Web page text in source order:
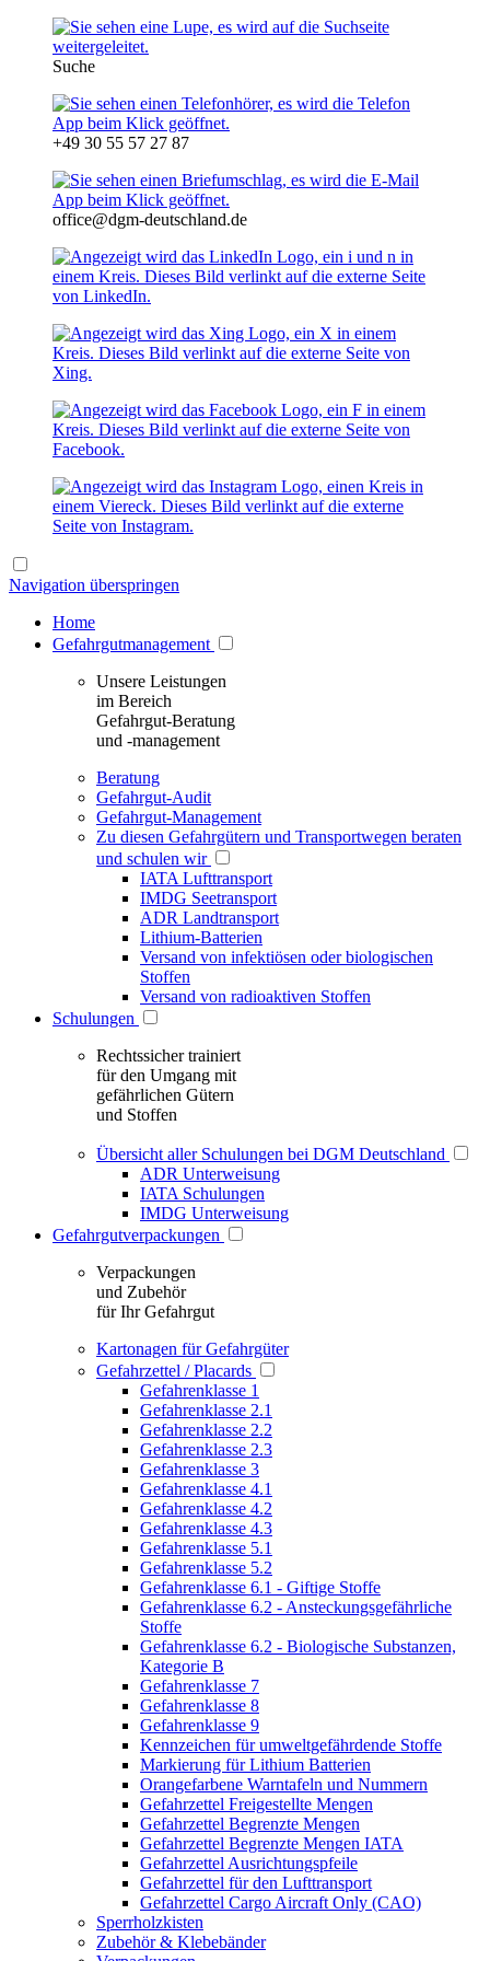
Suche
+49 30 55 57 27 87
office@dgm-deutschland.de
Navigation überspringen
Home
Gefahrgutmanagement
Unsere Leistungen
im Bereich
Gefahrgut-Beratung
und -management
Beratung
Gefahrgut-Audit
Gefahrgut-Management
Zu diesen Gefahrgütern und Transportwegen beraten
und schulen wir
IATA Lufttransport
IMDG Seetransport
ADR Landtransport
Lithium-Batterien
Versand von infektiösen oder biologischen
Stoffen
Versand von radioaktiven Stoffen
Schulungen
Rechtssicher trainiert
für den Umgang mit
gefährlichen Gütern
und Stoffen
Übersicht aller Schulungen bei DGM Deutschland
ADR Unterweisung
IATA Schulungen
IMDG Unterweisung
Gefahrgutverpackungen
Verpackungen
und Zubehör
für Ihr Gefahrgut
Kartonagen für Gefahrgüter
Gefahrzettel / Placards
Gefahrenklasse 1
Gefahrenklasse 2.1
Gefahrenklasse 2.2
Gefahrenklasse 2.3
Gefahrenklasse 3
Gefahrenklasse 4.1
Gefahrenklasse 4.2
Gefahrenklasse 4.3
Gefahrenklasse 5.1
Gefahrenklasse 5.2
Gefahrenklasse 6.1 - Giftige Stoffe
Gefahrenklasse 6.2 - Ansteckungsgefährliche
Stoffe
Gefahrenklasse 6.2 - Biologische Substanzen,
Kategorie B
Gefahrenklasse 7
Gefahrenklasse 8
Gefahrenklasse 9
Kennzeichen für umweltgefährdende Stoffe
Markierung für Lithium Batterien
Orangefarbene Warntafeln und Nummern
Gefahrzettel Freigestellte Mengen
Gefahrzettel Begrenzte Mengen
Gefahrzettel Begrenzte Mengen IATA
Gefahrzettel Ausrichtungspfeile
Gefahrzettel für den Lufttransport
Gefahrzettel Cargo Aircraft Only (CAO)
Sperrholzkisten
Zubehör & Klebebänder